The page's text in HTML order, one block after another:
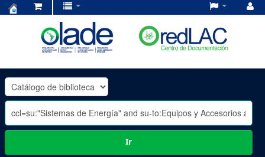
OLADE
-
Ir